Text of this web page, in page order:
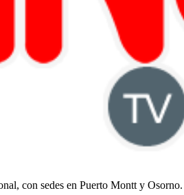
con sedes en Puerto Montt y